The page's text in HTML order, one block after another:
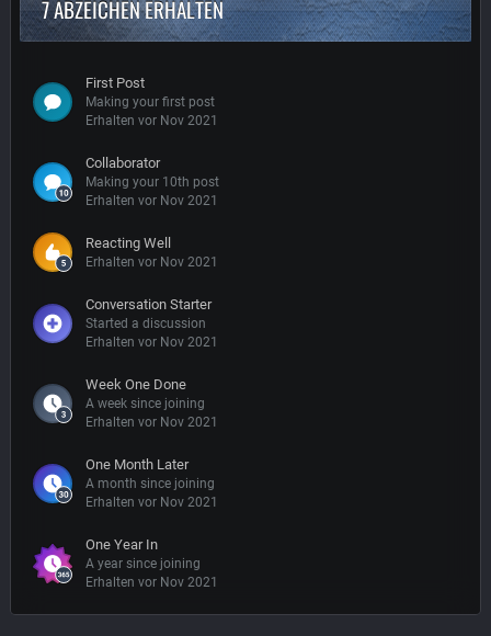
7 ABZEICHEN ERHALTEN
First Post
Making your first post
Erhalten vor Nov 2021
Collaborator
Making your 10th post
Erhalten vor Nov 2021
Reacting Well
Erhalten vor Nov 2021
Conversation Starter
Started a discussion
Erhalten vor Nov 2021
Week One Done
A week since joining
Erhalten vor Nov 2021
One Month Later
A month since joining
Erhalten vor Nov 2021
One Year In
A year since joining
Erhalten vor Nov 2021